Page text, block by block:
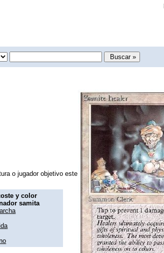
o jugador objetivo este
y color
samita